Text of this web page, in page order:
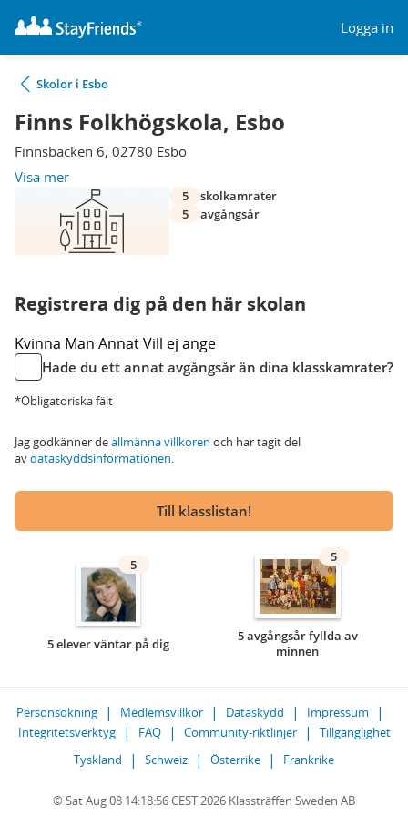
Logga in
Skolor i Esbo
Finns Folkhögskola, Esbo
Finnsbacken 6, 02780 Esbo
Visa mer
5
skolkamrater
5
avgångsår
Registrera dig på den här skolan
Kvinna Man AnnatVill ej ange
Hade du ett annat avgångsår än dina klasskamrater?
*Obligatoriska fält
Jag godkänner deallmänna villkoren och har tagit del
avdataskyddsinformationen.
Till klasslistan!
5
5 elever väntar på dig
5
5 avgångsår fyllda av
minnen
Personsökning Medlemsvillkor Dataskydd
Impressum
Integritetsverktyg
FAQ Community-riktlinjer
Tillgänglighet
Tyskland
Schweiz Österrike Frankrike
© Sat Aug 08 14:18:56 CEST 2026 Klassträffen Sweden AB